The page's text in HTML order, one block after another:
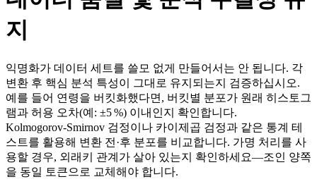
지
익명화가 데이터 세트를 쓸모 없게 만들어서는 안 됩니다. 각
변환 후 핵심 분석 특성이 그대로 유지되는지 검증하십시오.
예를 들어 연령을 버킷화했다면, 버킷별 분포가 원래 히스토그
램과 허용 오차(예: ±5 %) 이내인지 확인합니다.
Kolmogorov‑Smirnov 검정이나 카이제곱 검정과 같은 통계 테
스트를 활용해 변환 전·후 분포를 비교합니다. 가명 처리를 사
용할 경우, 외래키 관계가 살아 있는지 확인하세요—조인 양쪽
을 동일 토큰으로 교체해야 합니다.